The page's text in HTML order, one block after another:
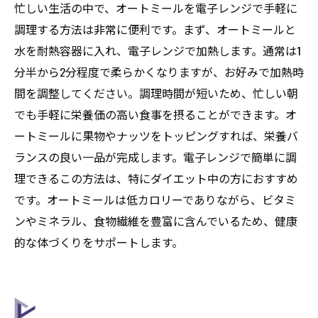
忙しい生活の中で、オートミールを電子レンジで手軽に
調理する方法は非常に便利です。まず、オートミールと
水を耐熱容器に入れ、電子レンジで加熱します。通常は1
分半から2分程度で柔らかくなりますが、お好みで加熱時
間を調整してください。調理時間が短いため、忙しい朝
でも手軽に栄養価の高い食事を摂ることができます。オ
ートミールに果物やナッツをトッピングすれば、栄養バ
ランスの良い一品が完成します。電子レンジで簡単に調
理できるこの方法は、特にダイエット中の方におすすめ
です。オートミールは低カロリーでありながら、ビタミ
ンやミネラル、食物繊維を豊富に含んでいるため、健康
的な体づくりをサポートします。